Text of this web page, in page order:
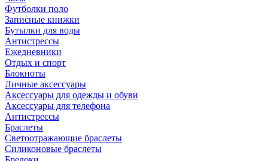
Футболки поло
Записные книжки
Бутылки для воды
Антистрессы
Ежедневники
Отдых и спорт
Блокноты
Личные аксессуары
Аксессуары для одежды и обуви
Аксессуары для телефона
Антистрессы
Браслеты
Светоотражающие браслеты
Силиконовые браслеты